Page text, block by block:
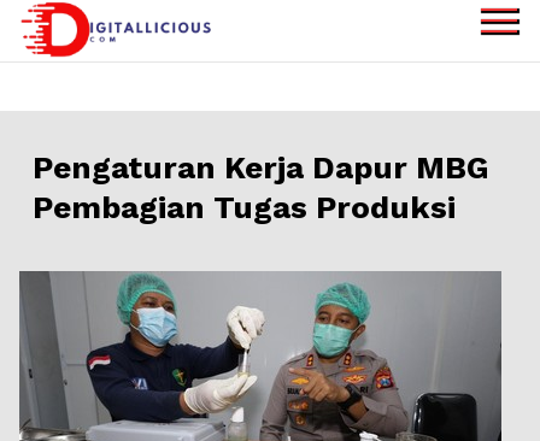
Skip
Information
Pengaturan Kerja Dapur MBG
Pembagian Tugas Produksi